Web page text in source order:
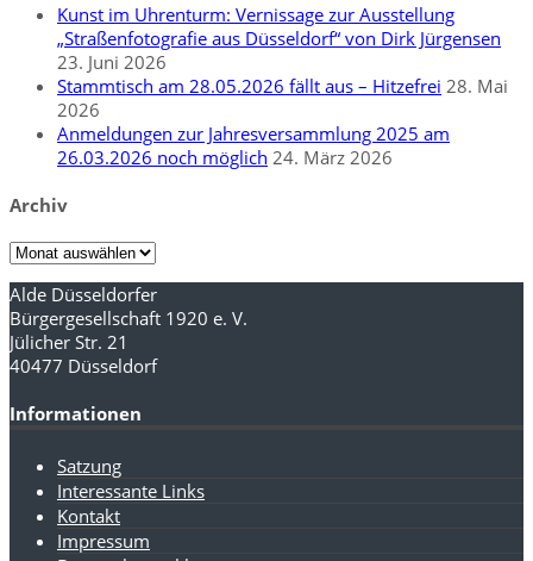
Kunst im Uhrenturm: Vernissage zur Ausstellung
„Straßenfotografie aus Düsseldorf“ von Dirk Jürgensen
23. Juni 2026
Stammtisch am 28.05.2026 fällt aus – Hitzefrei 28. Mai
2026
Anmeldungen zur Jahresversammlung 2025 am
26.03.2026 noch möglich 24. März 2026
Archiv
Archiv
Alde Düsseldorfer
Bürgergesellschaft 1920 e. V.
Jülicher Str. 21
40477 Düsseldorf
Informationen
Satzung
Interessante Links
Kontakt
Impressum